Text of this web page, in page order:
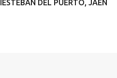
DEL PUERTO, JAÉN